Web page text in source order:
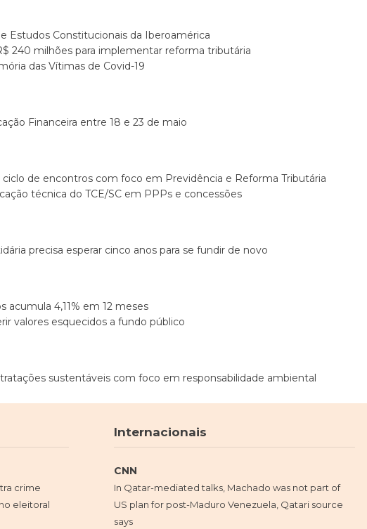
Estudos Constitucionais da Iberoamérica
240 milhões para implementar reforma tributária
das Vítimas de Covid-19
Financeira entre 18 e 23 de maio
ciclo de encontros com foco em Previdência e Reforma Tributária
técnica do TCE/SC em PPPs e concessões
precisa esperar cinco anos para se fundir de novo
acumula 4,11% em 12 meses
valores esquecidos a fundo público
sustentáveis com foco em responsabilidade ambiental
crime
eleitoral
Internacionais
CNN
In Qatar-mediated talks, Machado was not part of
US plan for post-Maduro Venezuela, Qatari source
says